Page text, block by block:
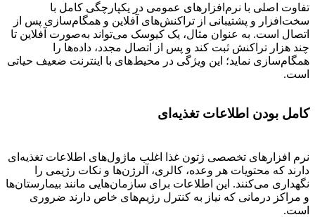
تفاوت اصلی با نرم‌افزارهای عمومی در یکپارچگی کامل با
سخت‌افزار و پشتیبانی از تراکنش‌های آفلاین و همگام‌سازی پس از
اتصال است. به عنوان مثال، یک کیوسک می‌تواند به‌صورت آفلاین تا
چند هزار تراکنش ثبت کند و پس از اتصال مجدد، داده‌ها را
همگام‌سازی نماید؛ این ویژگی در محیط‌های با اینترنت ضعیف حیاتی
است.
کامل بودن اطلاعات تغذیه‌ای
نرم افزارهای تخصصی ژتون غذا اغلب ماژول‌های اطلاعات تغذیه‌ای
دارند که محتویات هر وعده، کالری، آلرژن‌ها و نکات رژیمی را
نگهداری می‌کنند. این اطلاعات برای سازمان‌هایی مانند بیمارستان‌ها
و مراکز درمانی که نیاز به کنترل رژیم‌های خاص دارند ضروری
است.